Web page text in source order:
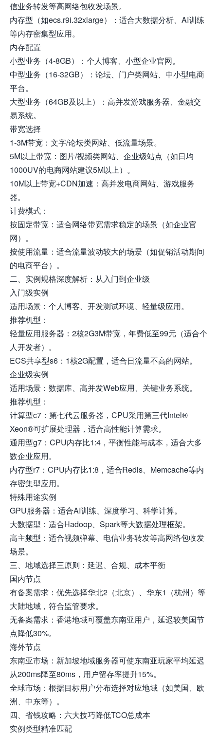
信业务转发等高网络包收发场景。
内存型（如ecs.r9i.32xlarge）：适合大数据分析、AI训练
等内存密集型应用。
内存配置
小型业务（4-8GB）：个人博客、小型企业官网。
中型业务（16-32GB）：论坛、门户类网站、中小型电商
平台。
大型业务（64GB及以上）：高并发游戏服务器、金融交
易系统。
带宽选择
1-3M带宽：文字/论坛类网站、低流量场景。
5M以上带宽：图片/视频类网站、企业级站点（如日均
1000UV的电商网站建议5M以上）。
10M以上带宽+CDN加速：高并发电商网站、游戏服务
器。
计费模式：
按固定带宽：适合网络带宽需求稳定的场景（如企业官
网）。
按使用流量：适合流量波动较大的场景（如促销活动期间
的电商平台）。
二、实例规格深度解析：从入门到企业级
入门级实例
适用场景：个人博客、开发测试环境、轻量级应用。
推荐机型：
轻量应用服务器：2核2G3M带宽，年费低至99元（适合个
人开发者）。
ECS共享型s6：1核2G配置，适合日流量不高的网站。
企业级实例
适用场景：数据库、高并发Web应用、关键业务系统。
推荐机型：
计算型c7：第七代云服务器，CPU采用第三代Intel®
Xeon®可扩展处理器，适合高性能计算需求。
通用型g7：CPU内存比1:4，平衡性能与成本，适合大多
数企业应用。
内存型r7：CPU内存比1:8，适合Redis、Memcache等内
存密集型应用。
特殊用途实例
GPU服务器：适合AI训练、深度学习、科学计算。
大数据型：适合Hadoop、Spark等大数据处理框架。
高主频型：适合视频弹幕、电信业务转发等高网络包收发
场景。
三、地域选择三原则：延迟、合规、成本平衡
国内节点
有备案需求：优先选择华北2（北京）、华东1（杭州）等
大陆地域，符合监管要求。
无备案需求：香港地域可覆盖东南亚用户，延迟较美国节
点降低30%。
海外节点
东南亚市场：新加坡地域服务器可使东南亚玩家平均延迟
从200ms降至80ms，用户留存率提升15%。
全球市场：根据目标用户分布选择对应地域（如美国、欧
洲、中东等）。
四、省钱攻略：六大技巧降低TCO总成本
实例类型精准匹配